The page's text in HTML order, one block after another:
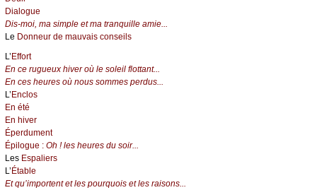
Dialogue
Dis-moi, ma simple et ma tranquille amie...
Le Donneur de mauvais conseils
L’ Effort
En ce rugueux hiver où le soleil flottant...
En ces heures où nous sommes perdus...
L’ Enclos
En été
En hiver
Éperdument
Épilogue : Oh ! les heures du soir...
Les Espaliers
L’ Étable
Et qu’importent et les pourquois et les raisons...